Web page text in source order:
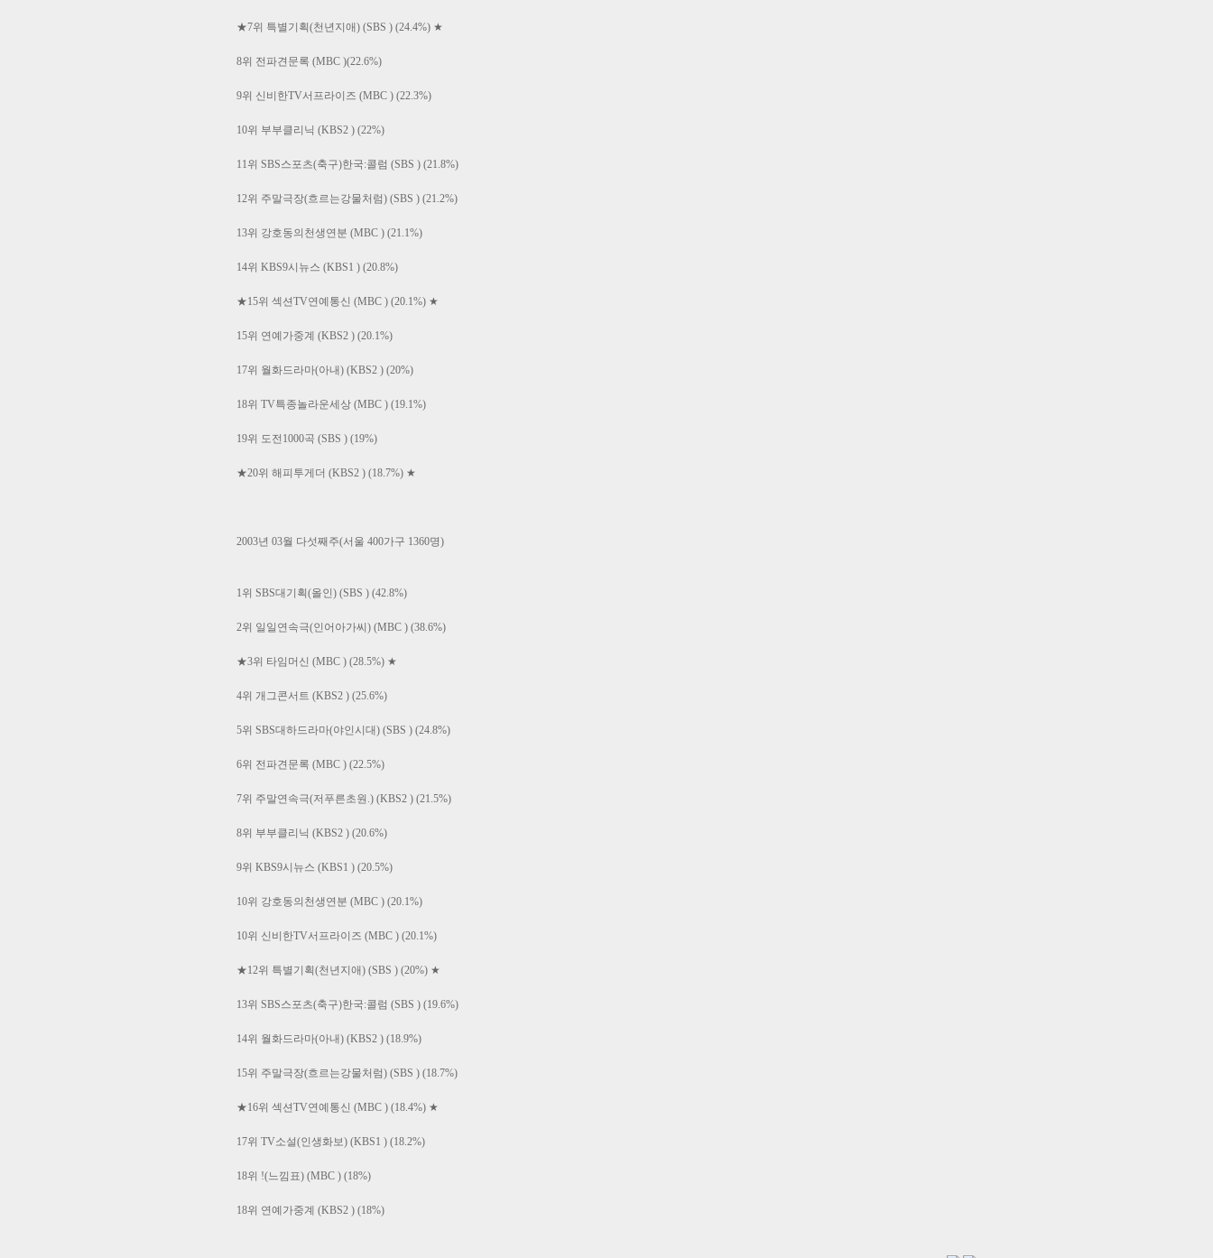
★7위 특별기획(천년지애) (SBS ) (24.4%) ★
8위 전파견문록 (MBC )(22.6%)
9위 신비한TV서프라이즈 (MBC ) (22.3%)
10위 부부클리닉 (KBS2 ) (22%)
11위 SBS스포츠(축구)한국:콜럼 (SBS ) (21.8%)
12위 주말극장(흐르는강물처럼) (SBS ) (21.2%)
13위 강호동의천생연분 (MBC ) (21.1%)
14위 KBS9시뉴스 (KBS1 ) (20.8%)
★15위 섹션TV연예통신 (MBC ) (20.1%) ★
15위 연예가중계 (KBS2 ) (20.1%)
17위 월화드라마(아내) (KBS2 ) (20%)
18위 TV특종놀라운세상 (MBC ) (19.1%)
19위 도전1000곡 (SBS ) (19%)
★20위 해피투게더 (KBS2 ) (18.7%) ★
2003년 03월 다섯째주(서울 400가구 1360명)
1위 SBS대기획(올인) (SBS ) (42.8%)
2위 일일연속극(인어아가씨) (MBC ) (38.6%)
★3위 타임머신 (MBC ) (28.5%) ★
4위 개그콘서트 (KBS2 ) (25.6%)
5위 SBS대하드라마(야인시대) (SBS ) (24.8%)
6위 전파견문록 (MBC ) (22.5%)
7위 주말연속극(저푸른초원.) (KBS2 ) (21.5%)
8위 부부클리닉 (KBS2 ) (20.6%)
9위 KBS9시뉴스 (KBS1 ) (20.5%)
10위 강호동의천생연분 (MBC ) (20.1%)
10위 신비한TV서프라이즈 (MBC ) (20.1%)
★12위 특별기획(천년지애) (SBS ) (20%) ★
13위 SBS스포츠(축구)한국:콜럼 (SBS ) (19.6%)
14위 월화드라마(아내) (KBS2 ) (18.9%)
15위 주말극장(흐르는강물처럼) (SBS ) (18.7%)
★16위 섹션TV연예통신 (MBC ) (18.4%) ★
17위 TV소설(인생화보) (KBS1 ) (18.2%)
18위 !(느낌표) (MBC ) (18%)
18위 연예가중계 (KBS2 ) (18%)